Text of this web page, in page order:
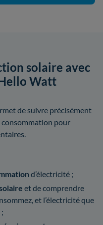
solaire avec
Watt
de suivre précisément
pour
d’électricité ;
et de comprendre
et l’électricité que